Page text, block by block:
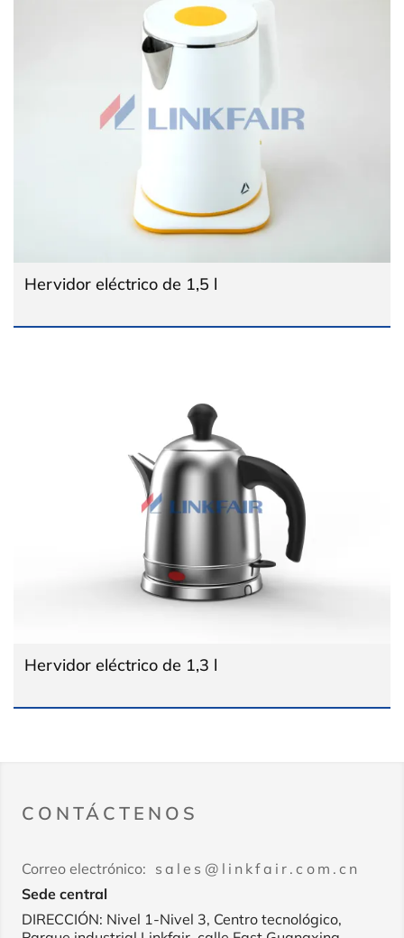
Hervidor eléctrico de 1,5 l
Hervidor eléctrico de 1,3 l
CONTÁCTENOS
Correo electrónico: sales@linkfair.com.cn
Sede central
DIRECCIÓN: Nivel 1-Nivel 3, Centro tecnológico,